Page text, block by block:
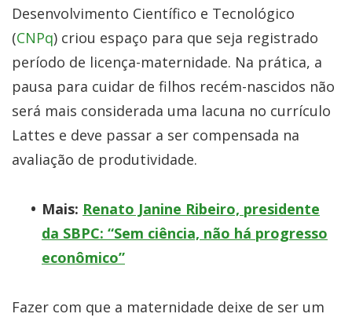
Desenvolvimento Científico e Tecnológico
(CNPq) criou espaço para que seja registrado
período de licença-maternidade. Na prática, a
pausa para cuidar de filhos recém-nascidos não
será mais considerada uma lacuna no currículo
Lattes e deve passar a ser compensada na
avaliação de produtividade.
Mais: Renato Janine Ribeiro, presidente
da SBPC: “Sem ciência, não há progresso
econômico”
Fazer com que a maternidade deixe de ser um